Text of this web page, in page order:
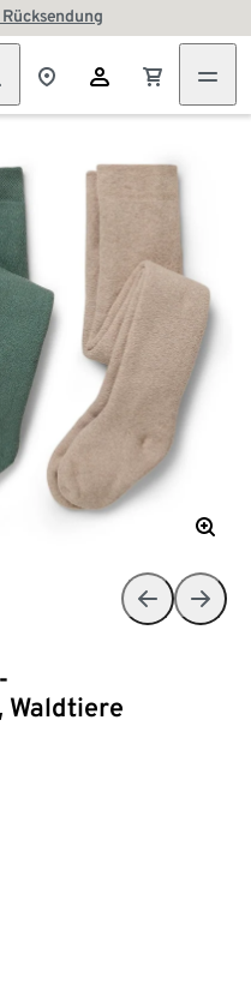
Waldtiere